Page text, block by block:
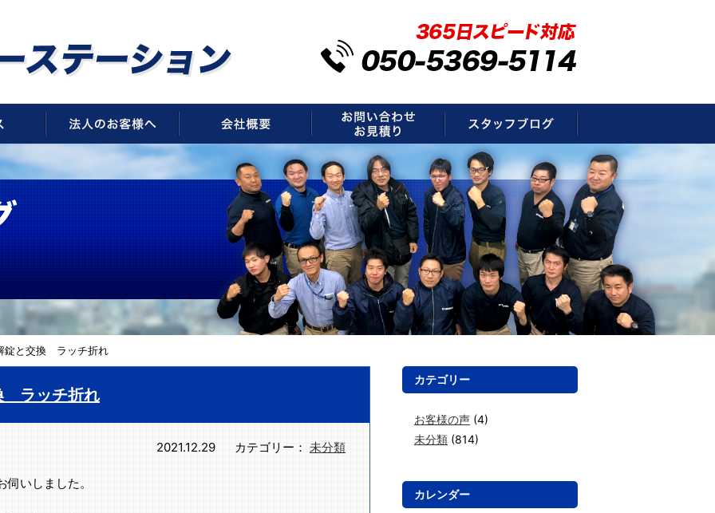
サービス 法人のお客様へ 会社概要 お問い合わせ・お見積もり
と交換 ラッチ折れ
ラッチ折れ
2021.12.29 カテゴリー： 未分類
いしました。
カテゴリー
お客様の声 (4)
未分類 (814)
カレンダー